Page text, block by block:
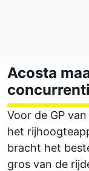
Acosta
Voor de GP
het
bracht het
gros van de